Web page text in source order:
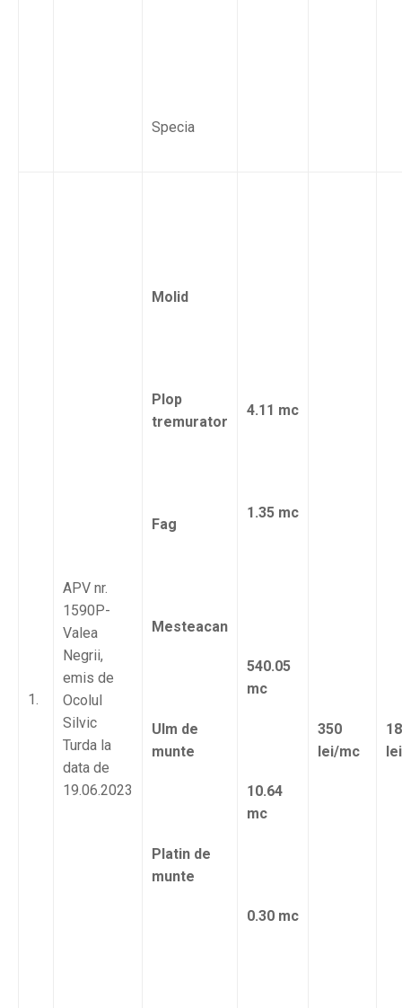
Specia
1.
APV nr.
1590P-
Valea
Negrii,
emis de
Ocolul
Silvic
Turda la
data de
19.06.2023
Molid
Plop
tremurator
Fag
Mesteacan
Ulm de
munte
Platin de
munte
4.11 mc
1.35 mc
540.05
mc
10.64
mc
0.30 mc
350
lei/mc
18